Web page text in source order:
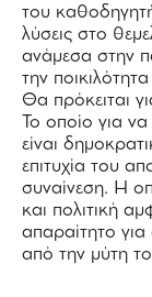
του
λύσεις στο
ανάμεσα στην
την
Θα πρόκειται
Το οποίο για να
είναι
επιτυχία του
συναίνεση. Η
και πολιτική
απαραίτητο
από την μύτη